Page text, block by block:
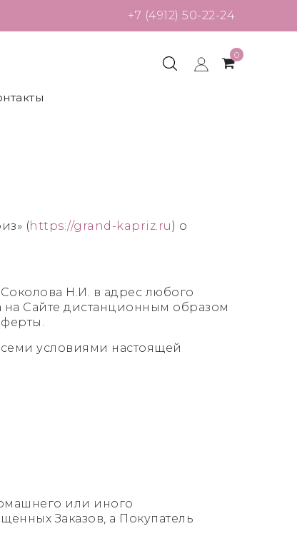
+7 (4912) 50-22-24
0
(https://grand-kapriz.ru) о
Н.И. в адрес любого
Сайте дистанционным образом
условиями настоящей
или иного
Заказов, а Покупатель